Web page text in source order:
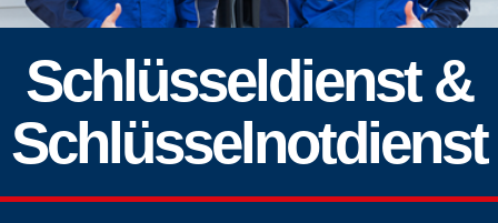
Schlüsseldienst &
Schlüsselnotdienst